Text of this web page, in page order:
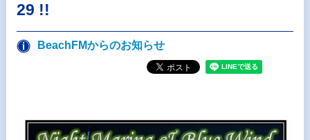
29 !!
BeachFMからのお知らせ